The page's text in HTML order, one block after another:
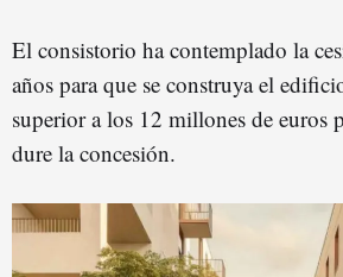
El consistorio ha contemplado la
años para que se construya el
superior a los 12 millones de euros
dure la concesión.